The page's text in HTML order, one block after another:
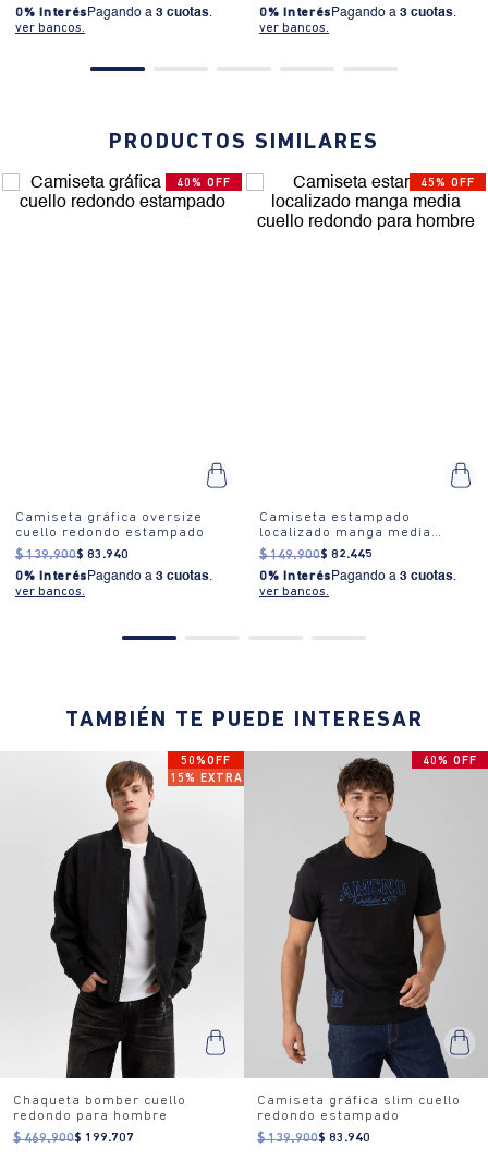
0% Interés Pagando a 3 cuotas.
ver bancos.
0% Interés Pagando a 3 cuotas.
ver bancos.
PRODUCTOS SIMILARES
40% OFF
Camiseta gráfica oversize
cuello redondo estampado
$ 139.900$ 83 .940
0% Interés Pagando a 3 cuotas.
ver bancos.
45% OFF
Camiseta estampado
localizado manga media
cuello redondo para hombre
$ 149.900$ 82.445
0% Interés Pagando a 3 cuotas.
ver bancos.
TAMBIÉN TE PUEDE INTERESAR
50%OFF
15% EXTRA
Chaqueta bomber cuello
redondo para hombre
$ 469.900$ 199.707
40% OFF
Camiseta gráfica slim cuello
redondo estampado
$ 139.900$ 83.940